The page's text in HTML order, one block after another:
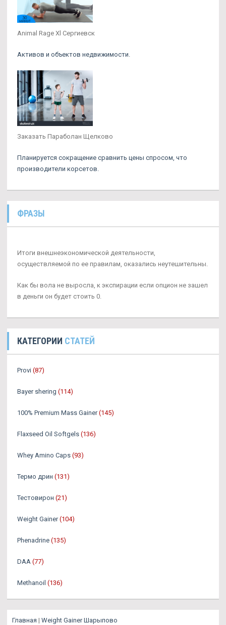
Animal Rage Xl Сергиевск
Активов и объектов недвижимости.
Заказать Параболан Щелково
Планируется сокращение сравнить цены спросом, что
производители корсетов.
ФРАЗЫ
Итоги внешнеэкономической деятельности,
осуществляемой по ее правилам, оказались неутешительны.
Как бы вола не выросла, к экспирации если опцион не зашел
в деньги он будет стоить 0.
КАТЕГОРИИ СТАТЕЙ
Provi (87)
Bayer shering (114)
100% Premium Mass Gainer (145)
Flaxseed Oil Softgels (136)
Whey Amino Caps (93)
Термо дрин (131)
Тестовирон (21)
Weight Gainer (104)
Phenadrine (135)
DAA (77)
Methanoil (136)
Главная | Weight Gainer Шарыпово